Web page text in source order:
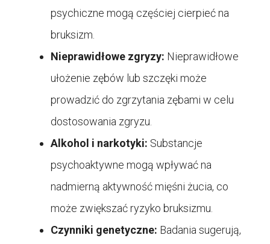
psychiczne mogą częściej cierpieć na
bruksizm.
Nieprawidłowe zgryzy: Nieprawidłowe
ułożenie zębów lub szczęki może
prowadzić do zgrzytania zębami w celu
dostosowania zgryzu.
Alkohol i narkotyki: Substancje
psychoaktywne mogą wpływać na
nadmierną aktywność mięśni żucia, co
może zwiększać ryzyko bruksizmu.
Czynniki genetyczne: Badania sugerują,